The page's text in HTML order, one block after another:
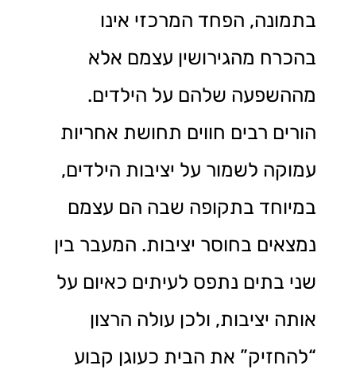
בתמונה, הפחד המרכזי אינו
בהכרח מהגירושין עצמם אלא
מההשפעה שלהם על הילדים.
הורים רבים חווים תחושת אחריות
עמוקה לשמור על יציבות הילדים,
במיוחד בתקופה שבה הם עצמם
נמצאים בחוסר יציבות. המעבר בין
שני בתים נתפס לעיתים כאיום על
אותה יציבות, ולכן עולה הרצון
“להחזיק” את הבית כעוגן קבוע